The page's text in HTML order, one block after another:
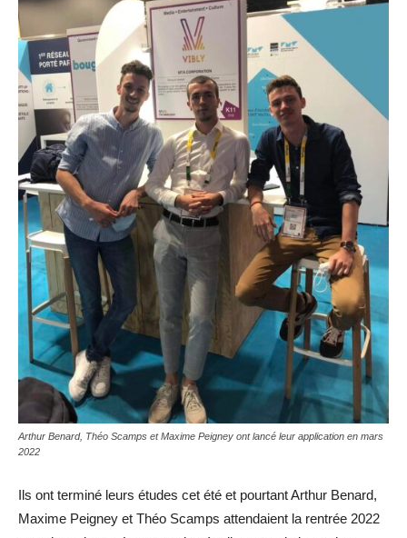
Arthur Benard, Théo Scamps et Maxime Peigney ont lancé leur application en mars
2022
Ils ont terminé leurs études cet été et pourtant Arthur Benard,
Maxime Peigney et Théo Scamps attendaient la rentrée 2022